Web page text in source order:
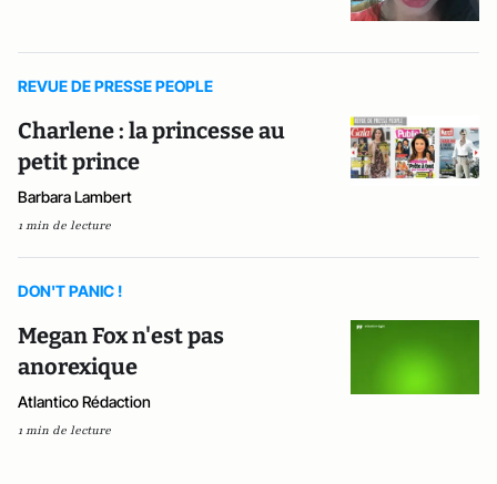
REVUE DE PRESSE PEOPLE
Charlene : la princesse au
petit prince
Barbara Lambert
1 min de lecture
DON'T PANIC !
Megan Fox n'est pas
anorexique
Atlantico Rédaction
1 min de lecture